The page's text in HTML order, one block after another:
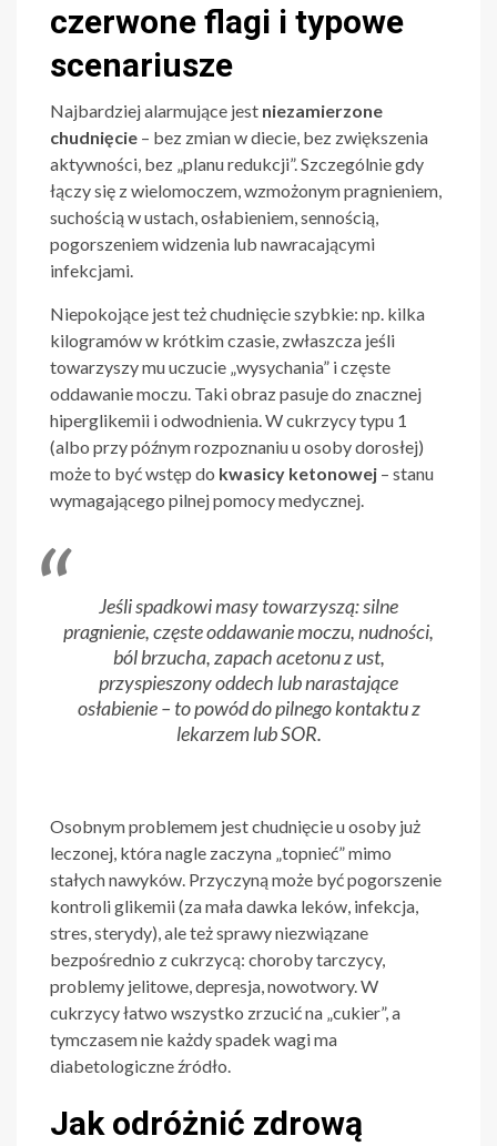
czerwone flagi i typowe
scenariusze
Najbardziej alarmujące jest niezamierzone
chudnięcie – bez zmian w diecie, bez zwiększenia
aktywności, bez „planu redukcji”. Szczególnie gdy
łączy się z wielomoczem, wzmożonym pragnieniem,
suchością w ustach, osłabieniem, sennością,
pogorszeniem widzenia lub nawracającymi
infekcjami.
Niepokojące jest też chudnięcie szybkie: np. kilka
kilogramów w krótkim czasie, zwłaszcza jeśli
towarzyszy mu uczucie „wysychania” i częste
oddawanie moczu. Taki obraz pasuje do znacznej
hiperglikemii i odwodnienia. W cukrzycy typu 1
(albo przy późnym rozpoznaniu u osoby dorosłej)
może to być wstęp do kwasicy ketonowej – stanu
wymagającego pilnej pomocy medycznej.
Jeśli spadkowi masy towarzyszą: silne
pragnienie, częste oddawanie moczu, nudności,
ból brzucha, zapach acetonu z ust,
przyspieszony oddech lub narastające
osłabienie – to powód do pilnego kontaktu z
lekarzem lub SOR.
Osobnym problemem jest chudnięcie u osoby już
leczonej, która nagle zaczyna „topnieć” mimo
stałych nawyków. Przyczyną może być pogorszenie
kontroli glikemii (za mała dawka leków, infekcja,
stres, sterydy), ale też sprawy niezwiązane
bezpośrednio z cukrzycą: choroby tarczycy,
problemy jelitowe, depresja, nowotwory. W
cukrzycy łatwo wszystko zrzucić na „cukier”, a
tymczasem nie każdy spadek wagi ma
diabetologiczne źródło.
Jak odróżnić zdrową